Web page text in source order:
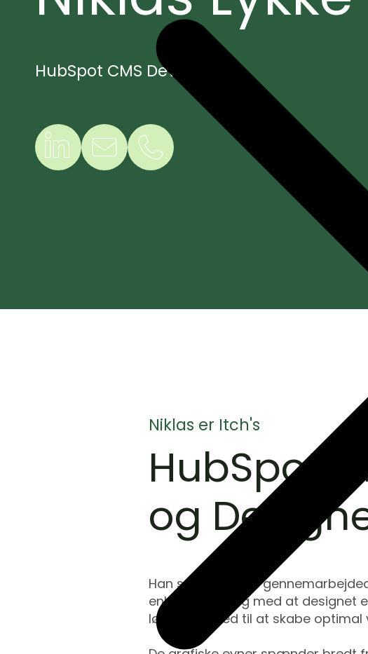
HubSpot CMS Developer
Niklas er Itch's
HubSpot
og
Han sørger for de
enhed, samtidig med at designet
løsninger med til at skabe